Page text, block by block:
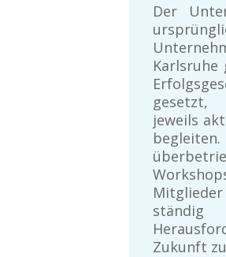
Der
Karlsruhe
gesetzt,
jeweils
Zukunft